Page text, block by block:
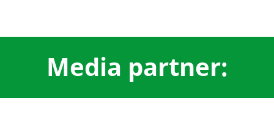
Media partner: